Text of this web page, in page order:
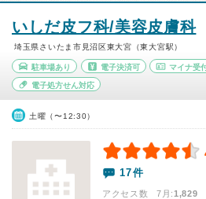
いしだ皮フ科/美容皮膚科
埼玉県さいたま市見沼区東大宮（東大宮駅）
駐車場あり 電子決済可 マイナ受
電子処方せん対応
土曜（〜12:30）
17件
アクセス数 7月:1,829